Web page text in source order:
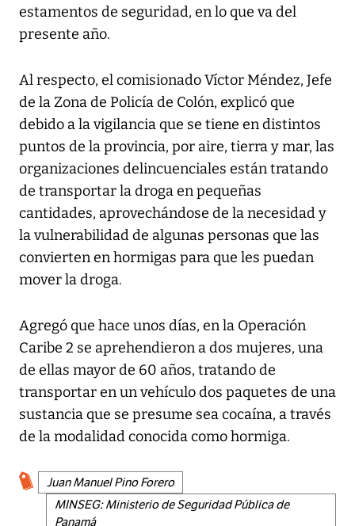
estamentos de seguridad, en lo que va del
presente año.
Al respecto, el comisionado Víctor Méndez, Jefe
de la Zona de Policía de Colón, explicó que
debido a la vigilancia que se tiene en distintos
puntos de la provincia, por aire, tierra y mar, las
organizaciones delincuenciales están tratando
de transportar la droga en pequeñas
cantidades, aprovechándose de la necesidad y
la vulnerabilidad de algunas personas que las
convierten en hormigas para que les puedan
mover la droga.
Agregó que hace unos días, en la Operación
Caribe 2 se aprehendieron a dos mujeres, una
de ellas mayor de 60 años, tratando de
transportar en un vehículo dos paquetes de una
sustancia que se presume sea cocaína, a través
de la modalidad conocida como hormiga.
Juan Manuel Pino Forero
MINSEG: Ministerio de Seguridad Pública de
Panamá